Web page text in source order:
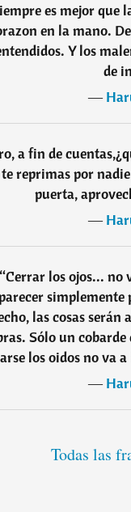
es mejor que
en la mano.
Y los
de
―
a fin de
reprimas por
puerta,
―
“Cerrar los ojos... no
simplemente
las cosas
Sólo un
los oidos no va
―
Todas las